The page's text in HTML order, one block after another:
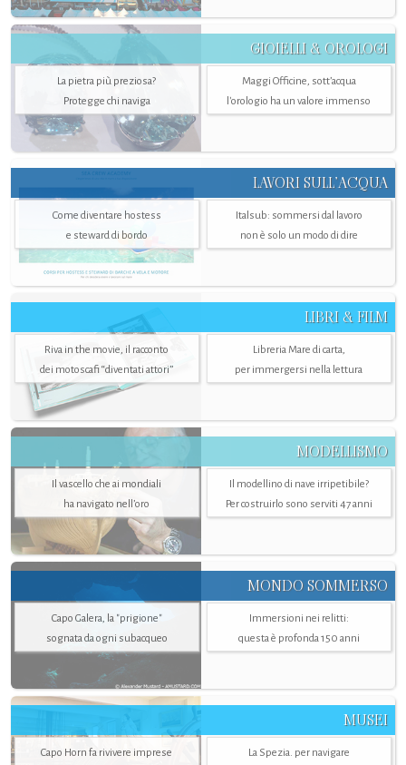
GIOIELLI & OROLOGI
La pietra più preziosa?
Protegge chi naviga
Maggi Officine, sott’acqua
l'orologio ha un valore immenso
LAVORI SULL’ACQUA
Come diventare hostess
e steward di bordo
Italsub: sommersi dal lavoro
non è solo un modo di dire
LIBRI & FILM
Riva in the movie, il racconto
dei motoscafi “diventati attori”
Libreria Mare di carta,
per immergersi nella lettura
MODELLISMO
Il vascello che ai mondiali
ha navigato nell’oro
Il modellino di nave irripetibile?
Per costruirlo sono serviti 47 anni
MONDO SOMMERSO
Capo Galera, la "prigione"
sognata da ogni subacqueo
Immersioni nei relitti:
questa è profonda 150 anni
MUSEI
Capo Horn fa rivivere imprese
La Spezia. per navigare